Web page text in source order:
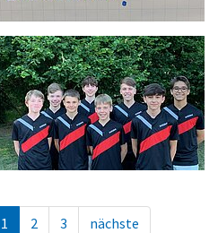
1 2 3 nächste